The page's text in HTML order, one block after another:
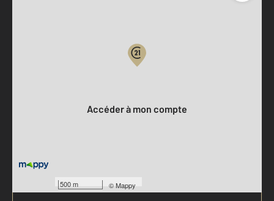
500 m ©Mappy
Accéder à mon compte